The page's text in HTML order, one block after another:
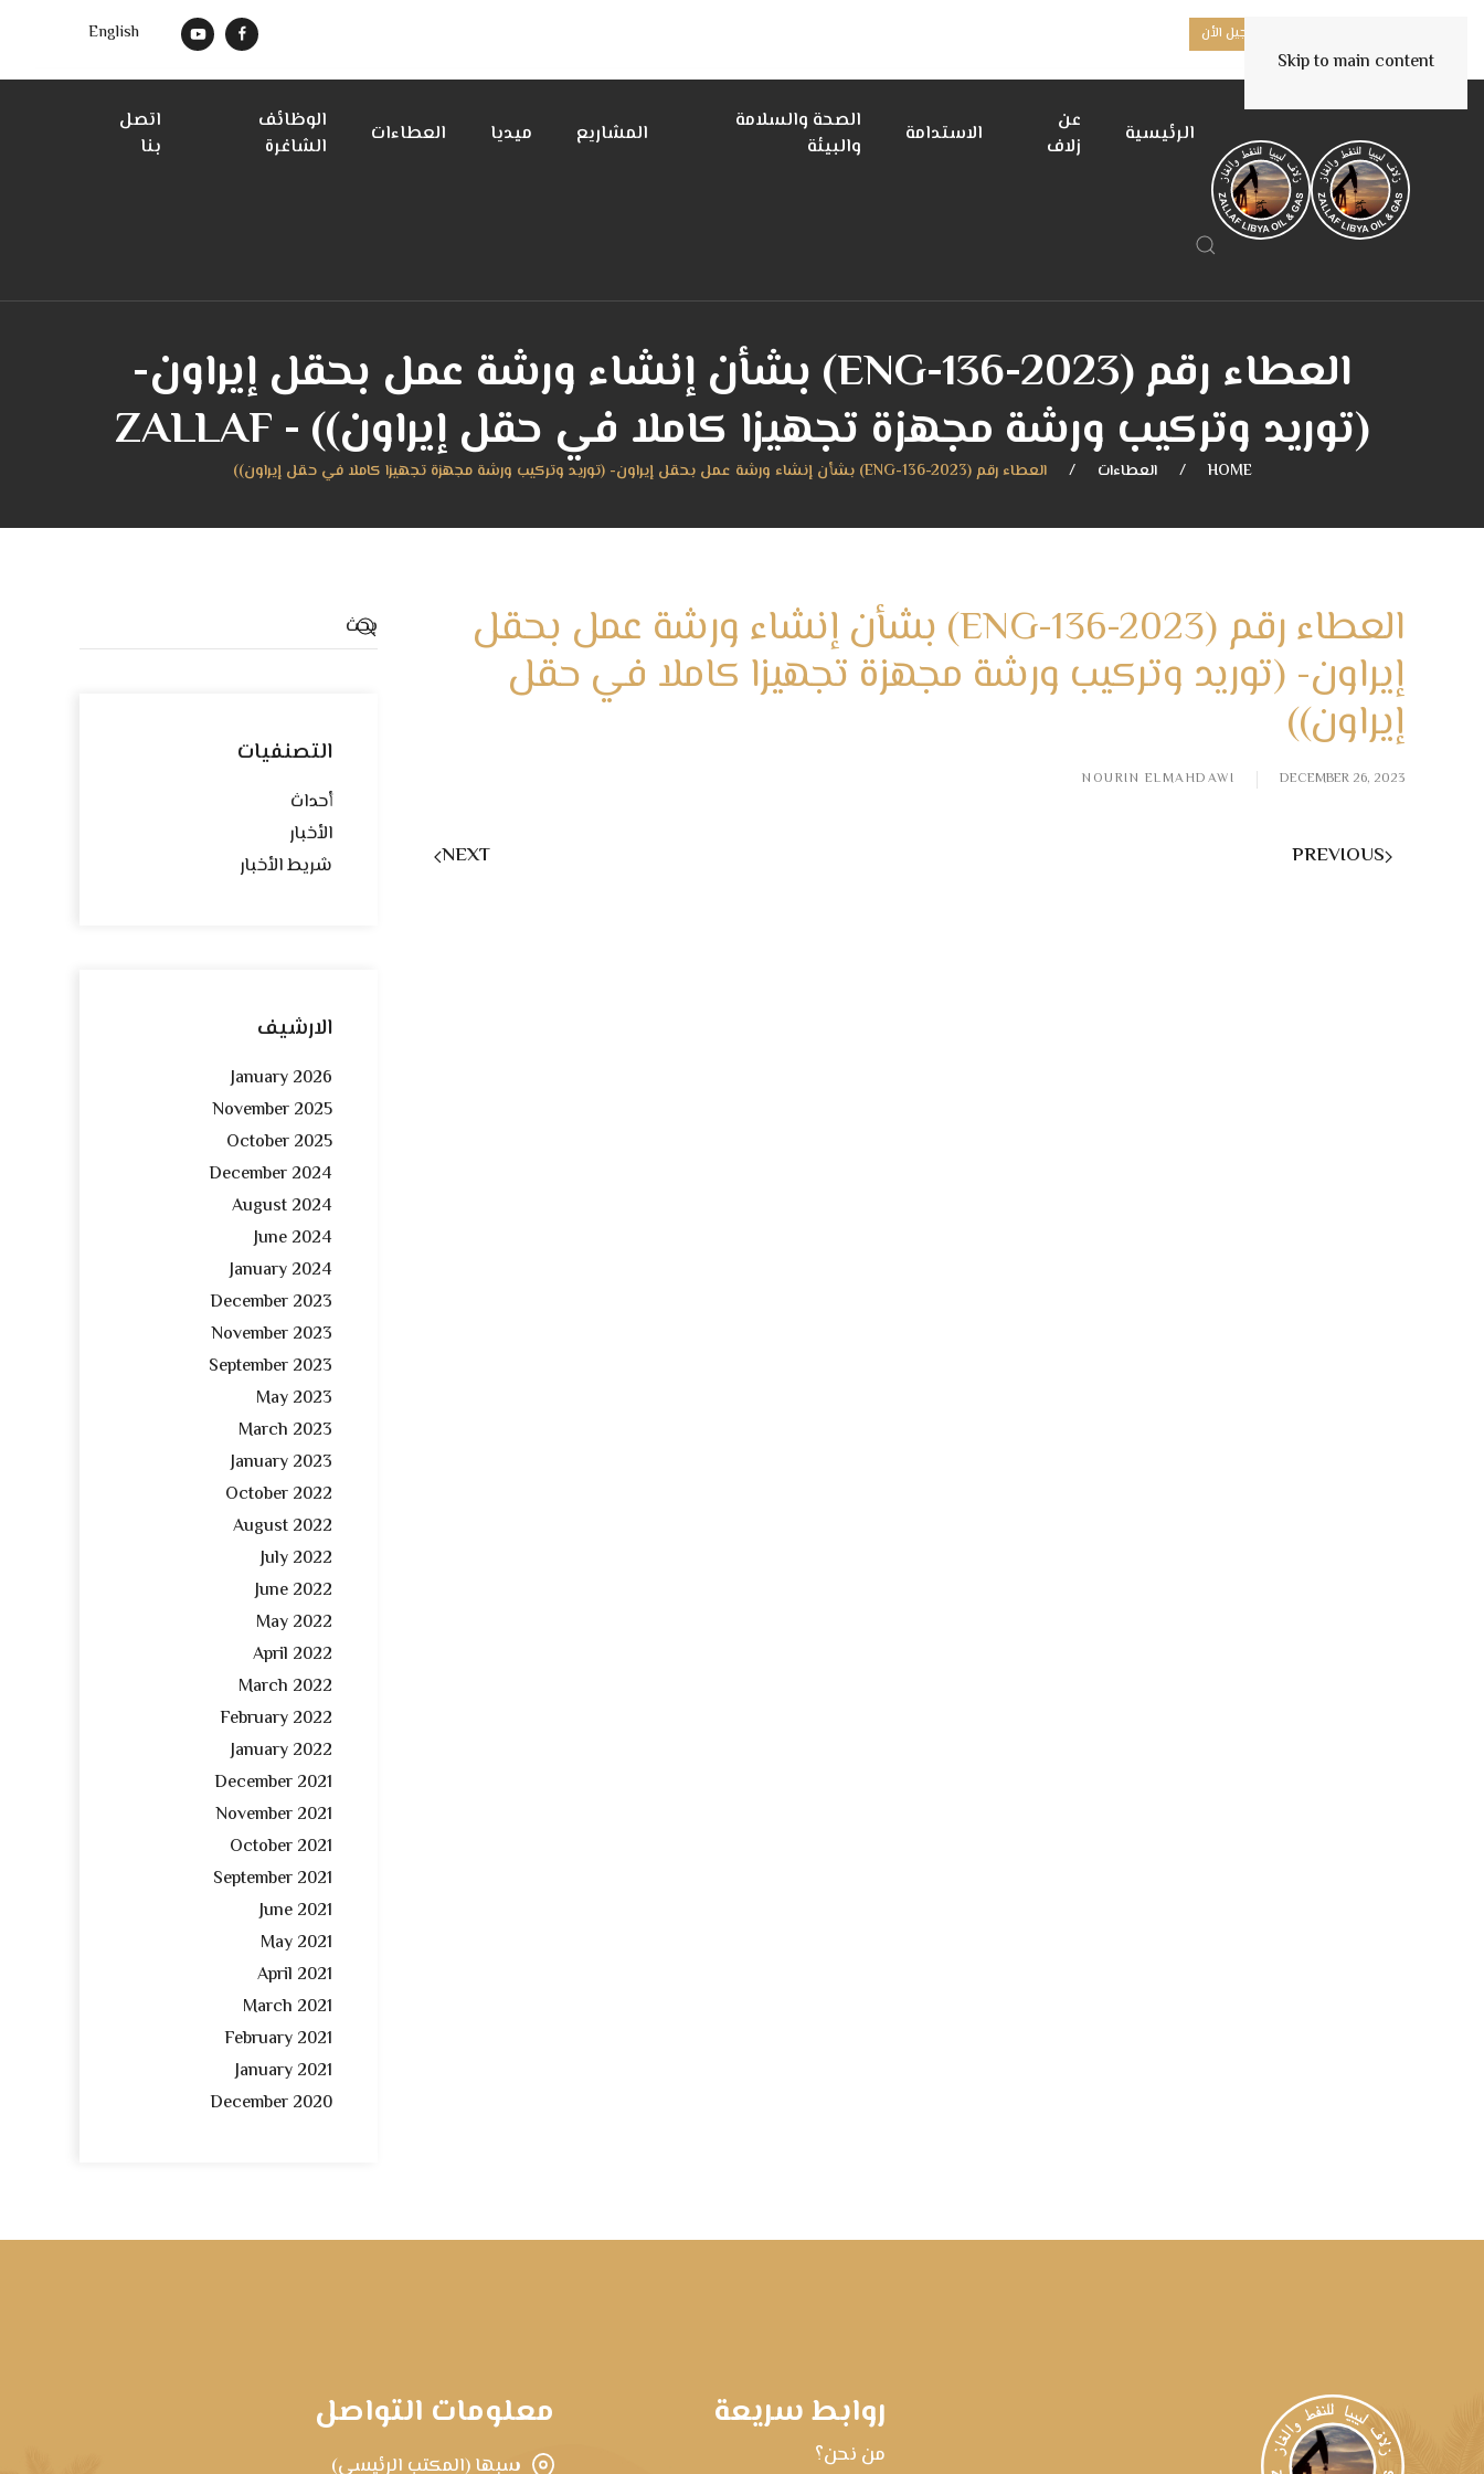
Skip to main content
تسجيل الأن English
الرئيسية
عن
زلاف
الاستدامة
الصحة والسلامة
والبيئة
المشاريع ميديا العطاءات
الوظائف
الشاغرة
اتصل
بنا
العطاء رقم (ENG-136-2023) بشأن إنشاء ورشة عمل بحقل إيراون-
(توريد وتركيب ورشة مجهزة تجهيزا كاملا في حقل إيراون)) - ZALLAF
HOME العطاءات العطاء رقم (ENG-136-2023) بشأن إنشاء ورشة عمل بحقل إيراون- (توريد وتركيب ورشة مجهزة تجهيزا كاملا في حقل إيراون))
العطاء رقم (ENG-136-2023) بشأن إنشاء ورشة عمل بحقل
إيراون- (توريد وتركيب ورشة مجهزة تجهيزا كاملا في حقل
إيراون))
DECEMBER 26, 2023
NOURIN ELMAHDAWI
PREVIOUS
NEXT
التصنفيات
أحداث
الأخبار
شريط الأخبار
الارشيف
January 2026
November 2025
October 2025
December 2024
August 2024
June 2024
January 2024
December 2023
November 2023
September 2023
May 2023
March 2023
January 2023
October 2022
August 2022
July 2022
June 2022
May 2022
April 2022
March 2022
February 2022
January 2022
December 2021
November 2021
October 2021
September 2021
June 2021
May 2021
April 2021
March 2021
February 2021
January 2021
December 2020
روابط سريعة
من نحن؟
معلومات التواصل
سبها (المكتب الرئيسي)